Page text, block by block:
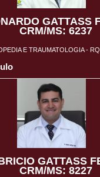
GATTASS
CRM/MS: 6237
E TRAUMATOLOGIA -
GATTASS
CRM/MS: 8227